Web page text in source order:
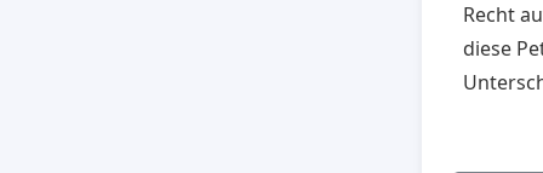
Recht
diese